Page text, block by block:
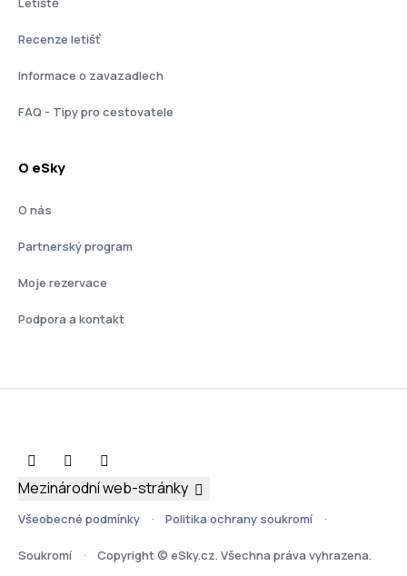
Recenze letišť
Informace o zavazadlech
FAQ - Tipy pro cestovatele
O eSky
O nás
Partnerský program
Moje rezervace
Podpora a kontakt
Všeobecné podmínky Politika ochrany soukromí
Soukromí Copyright © eSky.cz. Všechna práva vyhrazena.
Mezinárodní web-stránky